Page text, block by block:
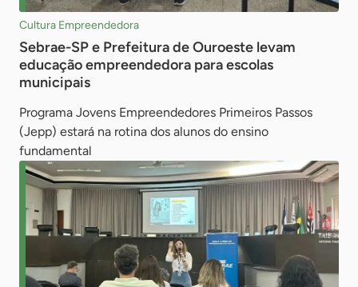
Cultura Empreendedora
Sebrae-SP e Prefeitura de Ouroeste levam
educação empreendedora para escolas
municipais
Programa Jovens Empreendedores Primeiros Passos
(Jepp) estará na rotina dos alunos do ensino
fundamental